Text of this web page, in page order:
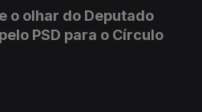
o olhar do Deputado
PSD para o Círculo